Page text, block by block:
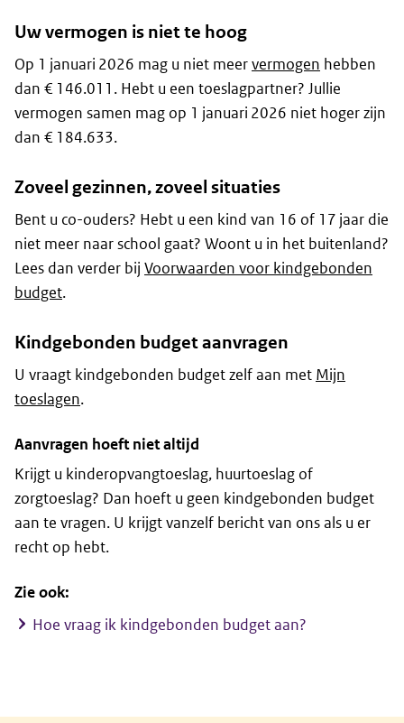
Uw vermogen is niet te hoog
Op 1 januari 2026 mag u niet meervermogen hebben
dan € 146.011. Hebt u een toeslagpartner? Jullie
vermogen samen mag op 1 januari 2026 niet hoger zijn
dan € 184.633.
Zoveel gezinnen, zoveel situaties
Bent u co-ouders? Hebt u een kind van 16 of 17 jaar die
niet meer naar school gaat? Woont u in het buitenland?
Lees dan verder bij Voorwaarden voor kindgebonden
budget.
Kindgebonden budget aanvragen
U vraagt kindgebonden budget zelf aan met Mijn
toeslagen.
Aanvragen hoeft niet altijd
Krijgt u kinderopvangtoeslag, huurtoeslag of
zorgtoeslag? Dan hoeft u geen kindgebonden budget
aan te vragen. U krijgt vanzelf bericht van ons als u er
recht op hebt.
Zie ook:
Hoe vraag ik kindgebonden budget aan?